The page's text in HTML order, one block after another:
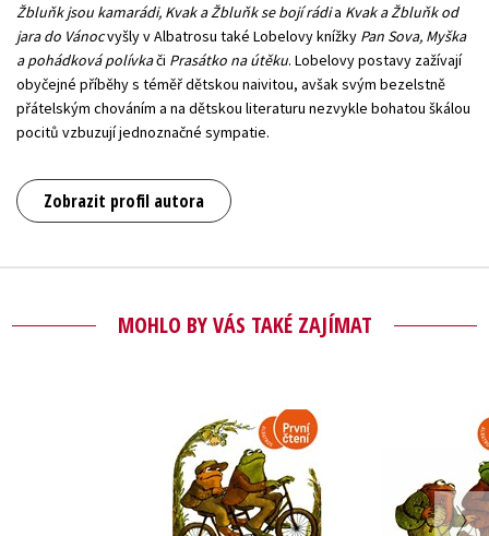
Žbluňk jsou kamarádi, Kvak a Žbluňk se bojí rádia Kvak a Žbluňk od
jara do Vánocvyšly v Albatrosu také Lobelovy knížky Pan Sova, Myška
a pohádková polívkači Prasátko na útěku. Lobelovy postavy zažívají
obyčejné příběhy s téměř dětskou naivitou, avšak svým bezelstně
přátelským chováním a na dětskou literaturu nezvykle bohatou škálou
pocitů vzbuzují jednoznačné sympatie.
Zobrazit profil autora
MOHLO BY VÁS TAKÉ ZAJÍMAT
Kvak a Žbluňk jsou
kamarádi
Arnold Lobel
Kvak a
bojí
Arnold